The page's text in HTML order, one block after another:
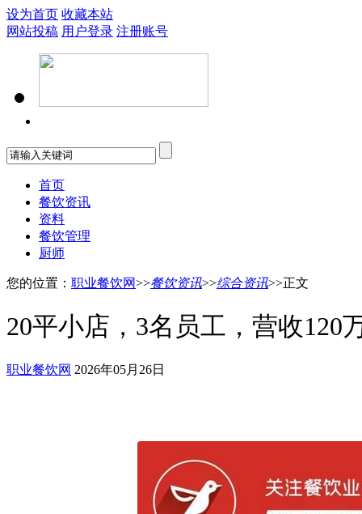
设为首页 收藏本站
网站投稿 用户登录 注册账号
首页
餐饮资讯
资料
餐饮管理
厨师
您的位置： 职业餐饮网>>餐饮资讯>>综合资讯>>正文
20平小店，3名员工，营收120
职业餐饮网 2026年05月26日